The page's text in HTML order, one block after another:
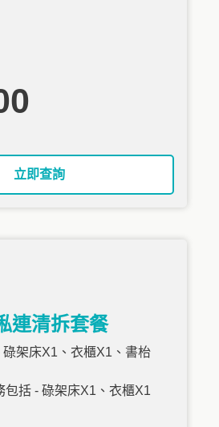
立即查詢
連清拆套餐
架床X1、衣櫃X1、書枱
包括 - 碌架床X1、衣櫃X1